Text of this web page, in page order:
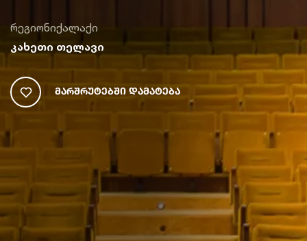
რეგიონი
კახეთი
ქალაქი
თელავი
Მარშრუტებში Დამატება